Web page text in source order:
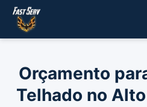
Orçamento
Telhado no